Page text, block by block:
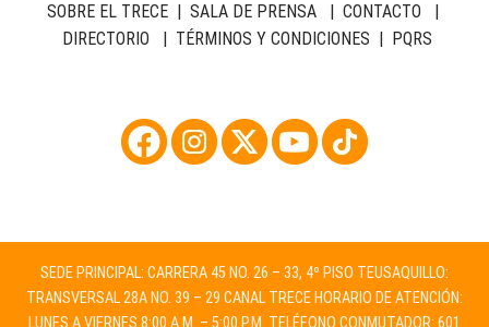
SOBRE EL TRECE| SALA DE PRENSA| CONTACTO |
DIRECTORIO | TÉRMINOS Y CONDICIONES | PQRS
SEDE PRINCIPAL: CARRERA 45 NO. 26 – 33, 4º PISO TEUSAQUILLO:
TRANSVERSAL 28A NO. 39 – 29 CANAL TRECE HORARIO DE ATENCIÓN: